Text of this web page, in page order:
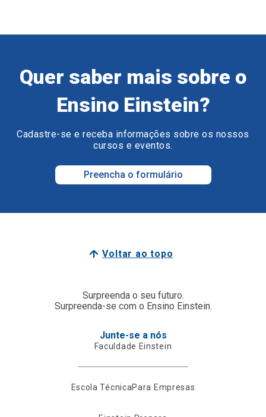
Quer saber mais sobre o
Ensino Einstein?
Cadastre-se e receba informações sobre os nossos
cursos e eventos.
Preencha o formulário
Voltar ao topo
Surpreenda o seu futuro.
Surpreenda-se com o Ensino Einstein.
Junte-se a nós
Faculdade Einstein
Escola TécnicaPara Empresas